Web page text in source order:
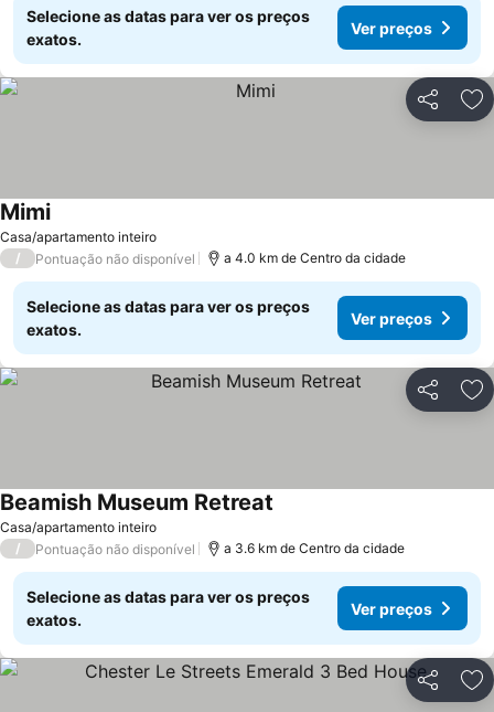
Selecione as datas para ver os preços
exatos.
Ver preços
Partilhar
Casa/apartamento inteiro
MimiVer preços
/ Pontuação não disponível a 4.0 km de Centro da cidade
Selecione as datas para ver os preços
exatos.
Ver preços
Partilhar
Casa/apartamento inteiro
Beamish Museum Retreat
/ Pontuação não disponível a 3.6 km de Centro da cidade
Selecione as datas para ver os preços
exatos.
Ver preços
Partilhar